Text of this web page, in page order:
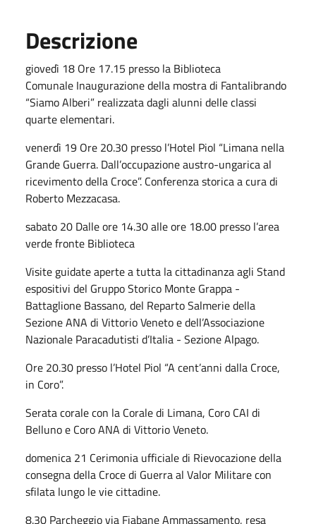
Descrizione
giovedì 18 Ore 17.15 presso la Biblioteca
Comunale Inaugurazione della mostra di Fantalibrando
“Siamo Alberi” realiz­zata dagli alunni delle classi
quarte elementari.
venerdì 19 Ore 20.30 presso l’Hotel Piol “Limana nella
Grande Guerra. Dall’occupazione austro-ungarica al
ricevimento della Croce”. Conferenza storica a cura di
Roberto Mezzacasa.
sabato 20 Dalle ore 14.30 alle ore 18.00 presso l’area
verde fronte Biblioteca
Visite guidate aperte a tutta la cittadinanza agli Stand
espositivi del Gruppo Storico Monte Grappa -
Battaglione Bassano, del Reparto Salmerie della
Sezione ANA di Vittorio Veneto e dell’Associazione
Nazionale Paracadutisti d’Italia - Sezione Alpago.
Ore 20.30 presso l’Hotel Piol “A cent’anni dalla Croce,
in Coro”.
Serata corale con la Corale di Limana, Coro CAI di
Belluno e Coro ANA di Vittorio Veneto.
domenica 21 Cerimonia ufficiale di Rievocazione della
consegna della Croce di Guerra al Valor Militare con
sfilata lungo le vie cittadine.
8.30 Parcheggio via Fiabane Ammassamento, resa